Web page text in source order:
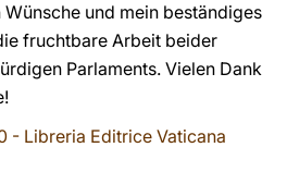
und mein beständiges
fruchtbare Arbeit beider
Parlaments. Vielen Dank
- Libreria Editrice Vaticana